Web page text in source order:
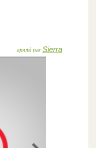
ajouté par Sierra